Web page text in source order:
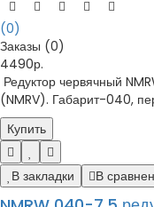
(0)
Заказы (0)
4490р.
Редуктор червячный
(NMRV). Габарит-040,
Купить
В закладки В